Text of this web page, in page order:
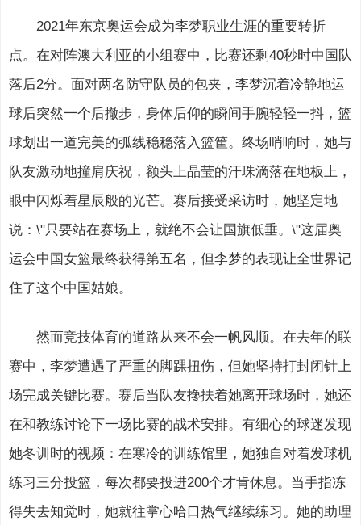
2021年东京奥运会成为李梦职业生涯的重要转折
点。在对阵澳大利亚的小组赛中，比赛还剩40秒时中国队
落后2分。面对两名防守队员的包夹，李梦沉着冷静地运
球后突然一个后撤步，身体后仰的瞬间手腕轻轻一抖，篮
球划出一道完美的弧线稳稳落入篮筐。终场哨响时，她与
队友激动地撞肩庆祝，额头上晶莹的汗珠滴落在地板上，
眼中闪烁着星辰般的光芒。赛后接受采访时，她坚定地
说：\"只要站在赛场上，就绝不会让国旗低垂。\"这届奥
运会中国女篮最终获得第五名，但李梦的表现让全世界记
住了这个中国姑娘。
然而竞技体育的道路从来不会一帆风顺。在去年的联
赛中，李梦遭遇了严重的脚踝扭伤，但她坚持打封闭针上
场完成关键比赛。赛后当队友搀扶着她离开球场时，她还
在和教练讨论下一场比赛的战术安排。有细心的球迷发现
她冬训时的视频：在寒冷的训练馆里，她独自对着发球机
练习三分投篮，每次都要投进200个才肯休息。当手指冻
得失去知觉时，她就往掌心哈口热气继续练习。她的助理